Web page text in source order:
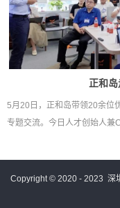
正和
5月20日，正和岛带领20余位
专题交流。今日人才创始人兼
Copyright © 2020 - 2023 深